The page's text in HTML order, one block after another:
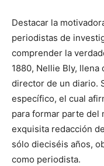
Destacar la
periodistas de
comprender la
1880, Nellie Bly,
director de un diario.
específico, el cual
para formar parte del
exquisita redacción
sólo dieciséis años,
como periodista.